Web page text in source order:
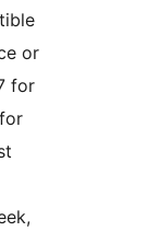
or
for